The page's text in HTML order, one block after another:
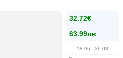
32.72€
63.99лв
18.06 - 26.08